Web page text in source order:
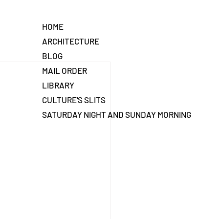
HOME
ARCHITECTURE
BLOG
MAIL ORDER
LIBRARY
CULTURE'S SLITS
SATURDAY NIGHT AND SUNDAY MORNING